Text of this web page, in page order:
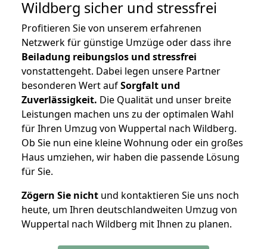
Wildberg sicher und stressfrei
Profitieren Sie von unserem erfahrenen
Netzwerk für günstige Umzüge oder dass ihre
Beiladung reibungslos und stressfrei
vonstattengeht. Dabei legen unsere Partner
besonderen Wert aufSorgfalt und
Zuverlässigkeit. Die Qualität und unser breite
Leistungen machen uns zu der optimalen Wahl
für Ihren Umzug von Wuppertal nach Wildberg.
Ob Sie nun eine kleine Wohnung oder ein großes
Haus umziehen, wir haben die passende Lösung
für Sie.
Zögern Sie nicht und kontaktieren Sie uns noch
heute, um Ihren deutschlandweiten Umzug von
Wuppertal nach Wildberg mit Ihnen zu planen.